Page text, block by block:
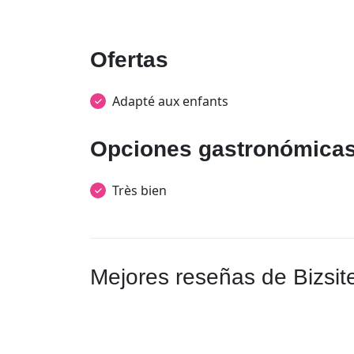
Ofertas
Adapté aux enfants
Opciones
Très bien
Mejores reseñas de